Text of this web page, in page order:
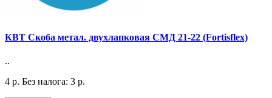
КВТ Скоба метал. двухлапковая СМД 21-22 (Fortisflex)
..
4 р. Без налога: 3 р.